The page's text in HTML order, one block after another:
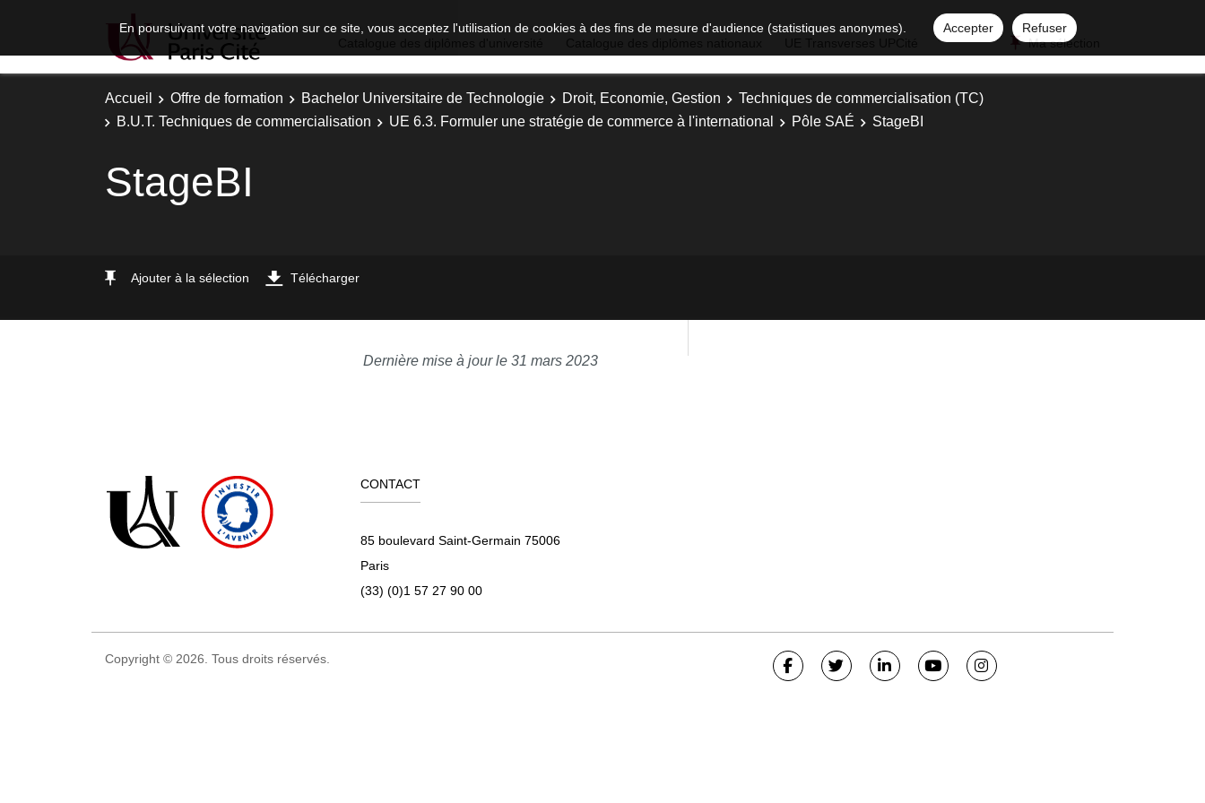
En poursuivant votre navigation sur ce site, vous acceptez l'utilisation de cookies à des fins de mesure d'audience (statistiques anonymes). Accepter
Refuser
Ma sélection
Accueil Offre de formation Bachelor Universitaire de Technologie Droit, Economie, Gestion
Techniques de commercialisation (TC)
B.U.T. Techniques de commercialisation
UE 6.3. Formuler une stratégie de commerce à l'international Pôle SAÉ StageBI
StageBI
Ajouter à la sélection Télécharger
Dernière mise à jour le 31 mars 2023
CONTACT
85 boulevard Saint-Germain 75006
Paris
(33) (0)1 57 27 90 00
Copyright © 2026. Tous droits réservés.